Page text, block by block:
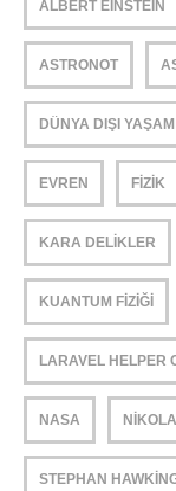
ALBERT EINSTEIN
ASTRONOT
DÜNYA DIŞI YAŞAM
EVREN FIZIK
KARA DELIKLER
KUANTUM FIZIĞI
LARAVEL HELPER
NASA
STEPHAN